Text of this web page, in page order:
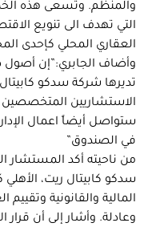
والمنظم. وتسعى هذه
التي تهدف الى تنويع
العقاري المحلي كإحدى
وأضاف الجابري:”إن
تديرها شركة سدكو
الاستشاريين المتخصصين
ستواصل أيضاً اعمال
في الصندوق”
من ناحيته أكد المستشار
سدكو كابيتال ريت، الأهلي
المالية والقانونية
وعادلة. وأشار إلى أن قرار